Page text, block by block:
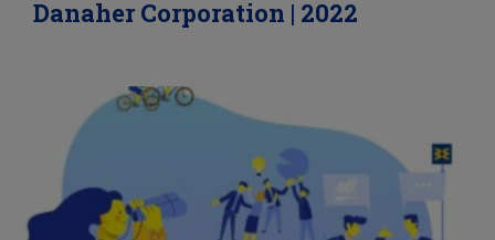
Danaher Corporation | 2022